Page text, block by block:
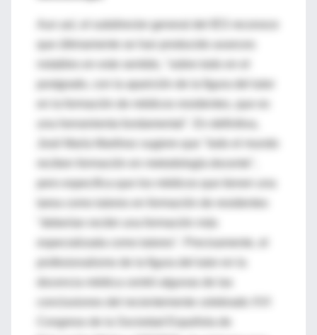
Aun así, el subdirector general del IES reconoce
postgrado, con la aparición de la figura del tutor
José María Martínez sugiere que "todo el mundo
reciben formación en metodología docente",
profesionalismo de la figura del tutor en la
docencia médica centró algunas de las
Congreso de la Sociedad Española de